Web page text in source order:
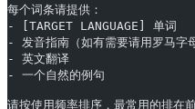
每个词条请提供：
- [TARGET LANGUAGE] 单词
- 发音指南（如有需要请用罗马字
- 英文翻译
- 一个自然的例句
请按使用频率排序，最常用的排在前